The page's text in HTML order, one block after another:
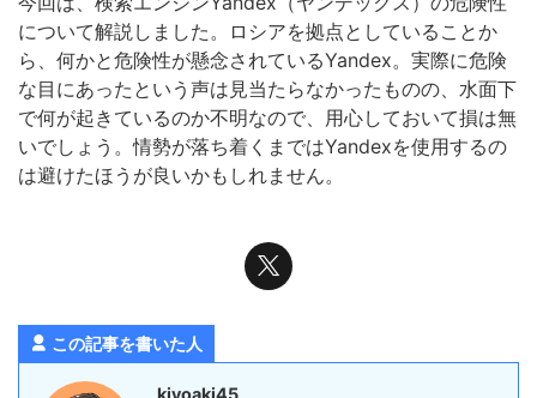
について解説しました。ロシアを拠点としていることか
ら、何かと危険性が懸念されているYandex。実際に危険
な目にあったという声は見当たらなかったものの、水面下
で何が起きているのか不明なので、用心しておいて損は無
いでしょう。情勢が落ち着くまではYandexを使用するの
は避けたほうが良いかもしれません。
この記事を書いた人